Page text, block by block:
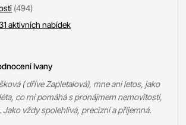
(494)
aktivních nabídek
Ivany
( dříve Zapletalová), mne ani letos, jako
co mi pomáhá s pronájmem nemovitostí,
Jako vždy spolehlivá, precizní a příjemná.